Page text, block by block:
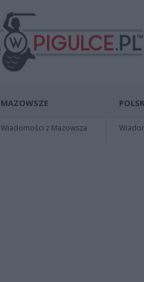
MAZOWSZE
Wiadomości z Mazowsza